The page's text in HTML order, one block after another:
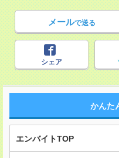
メールで送る
シェア
かんた
エンバイトTOP